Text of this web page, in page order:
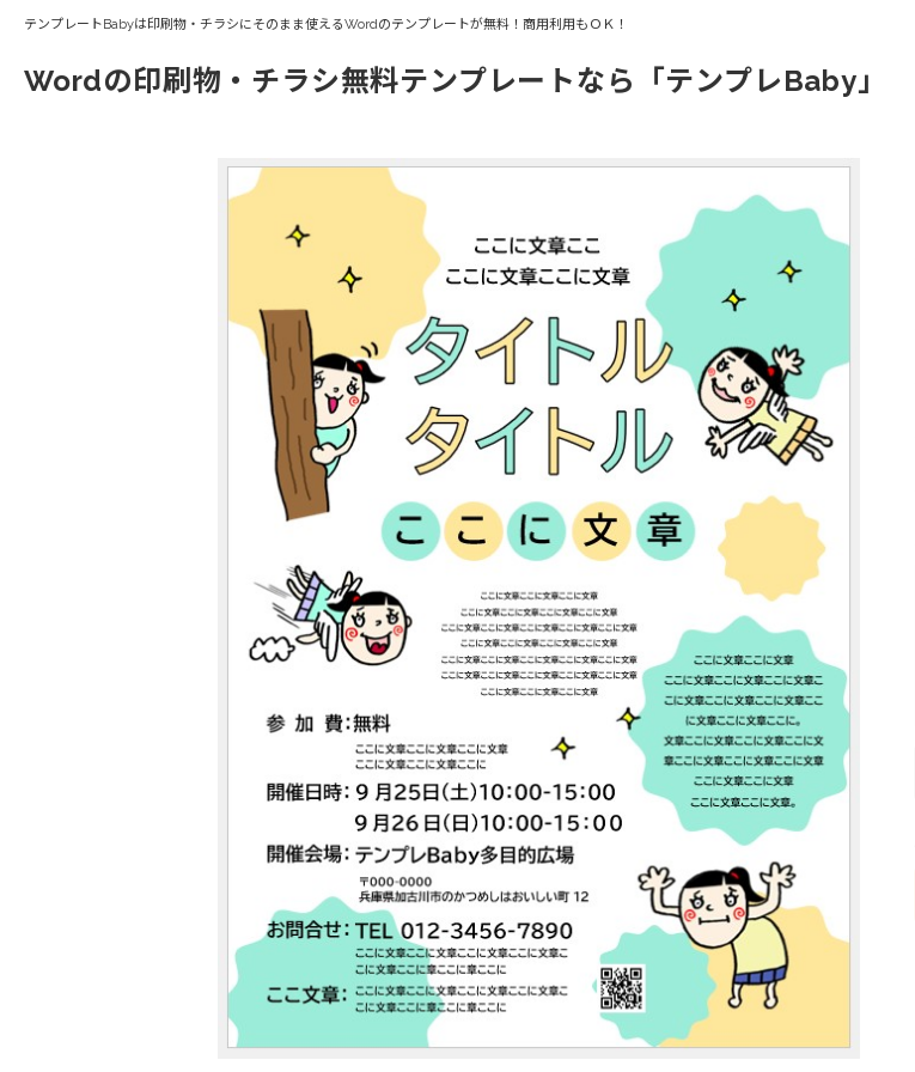
テンプレートBabyは印刷物・チラシにそのまま使えるWordのテンプレートが無料！商用利用もＯＫ！
Wordの印刷物・チラシ無料テンプレートなら「テンプレBaby」